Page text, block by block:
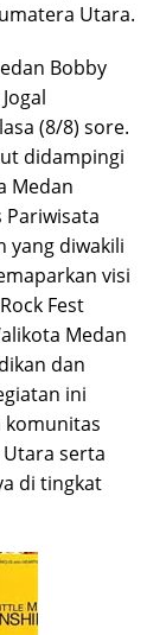
Utara.
Bobby
(8/8) sore.
didampingi
Medan
Pariwisata
yang diwakili
visi
Fest
Medan
dan
ini
komunitas
serta
di tingkat